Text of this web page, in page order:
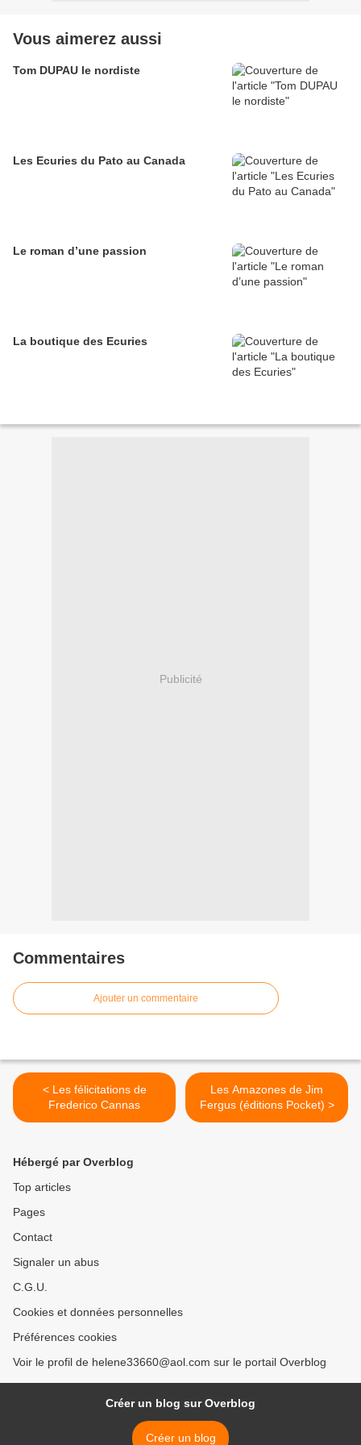
Vous aimerez aussi
Tom DUPAU le nordiste
Les Ecuries du Pato au Canada
Le roman d’une passion
La boutique des Ecuries
Publicité
Commentaires
Ajouter un commentaire
< Les félicitations de
Frederico Cannas
Les Amazones de Jim
Fergus (éditions Pocket) >
Hébergé par Overblog
Top articles
Pages
Contact
Signaler un abus
C.G.U.
Cookies et données personnelles
Préférences cookies
Voir le profil de helene33660@aol.com sur le portail Overblog
Créer un blog sur Overblog
Créer un blog